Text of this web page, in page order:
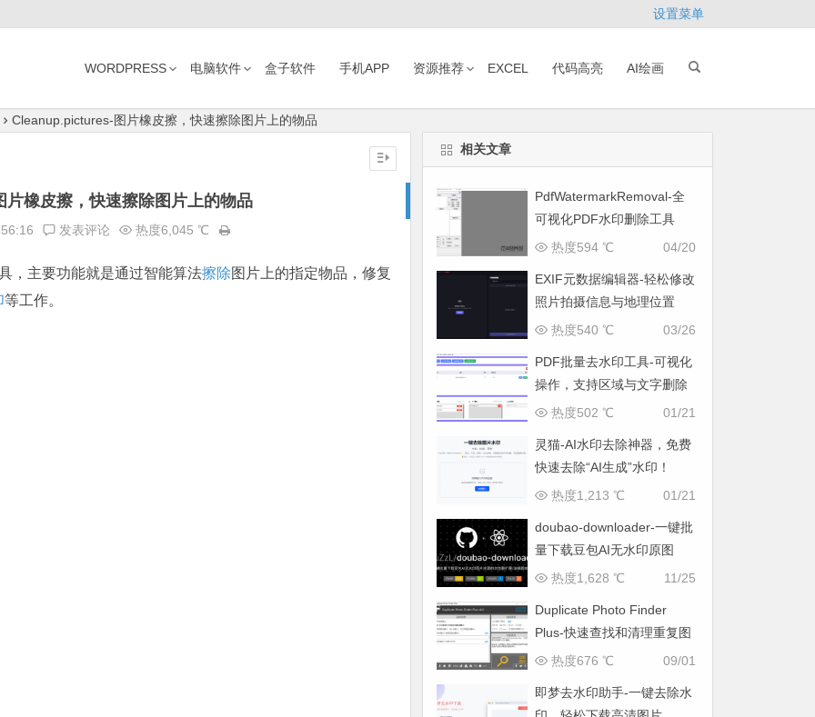
设置菜单
WORDPRESS 电脑软件 盒子软件 手机APP 资源推荐 EXCEL 代码高亮 AI绘画
Cleanup.pictures-图片橡皮擦，快速擦除图片上的物品
橡皮擦，快速擦除图片上的物品
发表评论 热度6,045 ℃
，主要功能就是通过智能算法擦除图片上的指定物品，修复
等工作。
相关文章
PdfWatermarkRemoval-全
可视化PDF水印删除工具
04/20
热度594 ℃
EXIF元数据编辑器-轻松修改
照片拍摄信息与地理位置
03/26
热度540 ℃
PDF批量去水印工具-可视化
操作，支持区域与文字删除
01/21
热度502 ℃
灵猫-AI水印去除神器，免费
快速去除“AI生成”水印！
01/21
热度1,213 ℃
doubao-downloader-一键批
量下载豆包AI无水印原图
11/25
热度1,628 ℃
Duplicate Photo Finder
Plus-快速查找和清理重复图
片
09/01
热度676 ℃
即梦去水印助手-一键去除水